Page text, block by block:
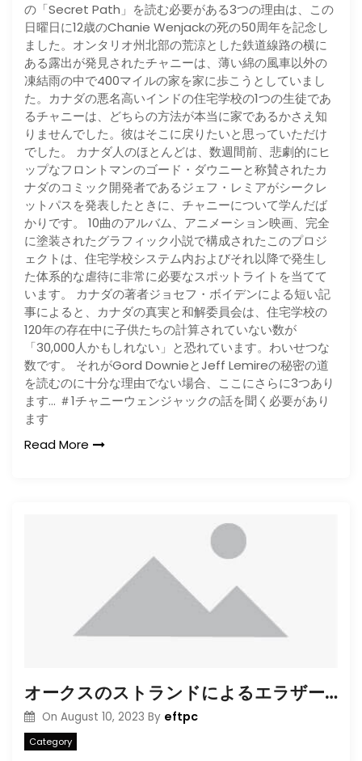
の「Secret Path」を読む必要がある3つの理由は、この
日曜日に12歳のChanie Wenjackの死の50周年を記念し
ました。オンタリオ州北部の荒涼とした鉄道線路の横に
ある露出が発見されたチャニーは、薄い綿の風車以外の
凍結雨の中で400マイルの家を家に歩こうとしていまし
た。カナダの悪名高いインドの住宅学校の1つの生徒であ
るチャニーは、どちらの方法が本当に家であるかさえ知
りませんでした。彼はそこに戻りたいと思っていただけ
でした。 カナダ人のほとんどは、数週間前、悲劇的にヒ
ップなフロントマンのゴード・ダウニーと称賛されたカ
ナダのコミック開発者であるジェフ・レミアがシークレ
ットパスを発表したときに、チャニーについて学んだば
かりです。 10曲のアルバム、アニメーション映画、完全
に塗装されたグラフィック小説で構成されたこのプロジ
ェクトは、住宅学校システム内およびそれ以降で発生し
た体系的な虐待に非常に必要なスポットライトを当てて
います。 カナダの著者ジョセフ・ボイデンによる短い記
事によると、カナダの真実と和解委員会は、住宅学校の
120年の存在中に子供たちの計算されていない数が
「30,000人かもしれない」と恐れています。わいせつな
数です。 それがGord DownieとJeff Lemireの秘密の道
を読むのに十分な理由でない場合、ここにさらに3つあり
ます… ＃1チャニーウェンジャックの話を聞く必要があり
ます
Read More
オークスのストランドによるエラザーランド
On August 10, 2023 By eftpc
Category